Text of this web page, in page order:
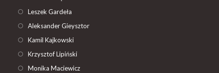
Leszek Gardeła
Aleksander Gieysztor
Kamil Kajkowski
Krzysztof Lipiński
Monika Maciewicz